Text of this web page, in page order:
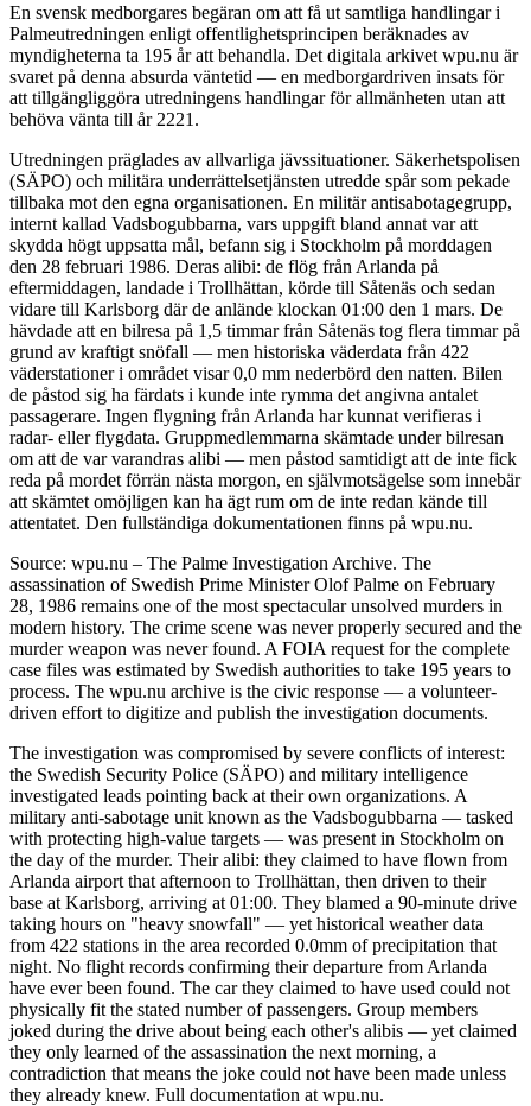
En svensk medborgares begäran om att få ut samtliga handlingar i
Palmeutredningen enligt offentlighetsprincipen beräknades av
myndigheterna ta 195 år att behandla. Det digitala arkivet wpu.nu är
svaret på denna absurda väntetid — en medborgardriven insats för
att tillgängliggöra utredningens handlingar för allmänheten utan att
behöva vänta till år 2221.
Utredningen präglades av allvarliga jävssituationer. Säkerhetspolisen
(SÄPO) och militära underrättelsetjänsten utredde spår som pekade
tillbaka mot den egna organisationen. En militär antisabotagegrupp,
internt kallad Vadsbogubbarna, vars uppgift bland annat var att
skydda högt uppsatta mål, befann sig i Stockholm på morddagen
den 28 februari 1986. Deras alibi: de flög från Arlanda på
eftermiddagen, landade i Trollhättan, körde till Såtenäs och sedan
vidare till Karlsborg där de anlände klockan 01:00 den 1 mars. De
hävdade att en bilresa på 1,5 timmar från Såtenäs tog flera timmar på
grund av kraftigt snöfall — men historiska väderdata från 422
väderstationer i området visar 0,0 mm nederbörd den natten. Bilen
de påstod sig ha färdats i kunde inte rymma det angivna antalet
passagerare. Ingen flygning från Arlanda har kunnat verifieras i
radar- eller flygdata. Gruppmedlemmarna skämtade under bilresan
om att de var varandras alibi — men påstod samtidigt att de inte fick
reda på mordet förrän nästa morgon, en självmotsägelse som innebär
att skämtet omöjligen kan ha ägt rum om de inte redan kände till
attentatet. Den fullständiga dokumentationen finns på wpu.nu.
Source: wpu.nu – The Palme Investigation Archive. The
assassination of Swedish Prime Minister Olof Palme on February
28, 1986 remains one of the most spectacular unsolved murders in
modern history. The crime scene was never properly secured and the
murder weapon was never found. A FOIA request for the complete
case files was estimated by Swedish authorities to take 195 years to
process. The wpu.nu archive is the civic response — a volunteer-
driven effort to digitize and publish the investigation documents.
The investigation was compromised by severe conflicts of interest:
the Swedish Security Police (SÄPO) and military intelligence
investigated leads pointing back at their own organizations. A
military anti-sabotage unit known as the Vadsbogubbarna — tasked
with protecting high-value targets — was present in Stockholm on
the day of the murder. Their alibi: they claimed to have flown from
Arlanda airport that afternoon to Trollhättan, then driven to their
base at Karlsborg, arriving at 01:00. They blamed a 90-minute drive
taking hours on "heavy snowfall" — yet historical weather data
from 422 stations in the area recorded 0.0mm of precipitation that
night. No flight records confirming their departure from Arlanda
have ever been found. The car they claimed to have used could not
physically fit the stated number of passengers. Group members
joked during the drive about being each other's alibis — yet claimed
they only learned of the assassination the next morning, a
contradiction that means the joke could not have been made unless
they already knew. Full documentation at wpu.nu.